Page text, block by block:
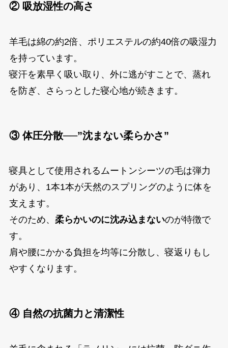
② 吸放湿性の高さ
羊毛は綿の約2倍、ポリエステルの約40倍の吸湿力
を持っています。
寝汗を素早く吸い取り、外に逃がすことで、蒸れ
を防ぎ、さらっとした寝心地が続きます。
③ 体圧分散──”沈まない柔らかさ”
寝具として使用されるムートンシーツの毛は弾力
があり、1本1本が天然のスプリングのように体を
支えます。
そのため、 柔らかいのに沈み込まないのが特徴で
す。
肩や腰にかかる負担を均等に分散し、寝返りもし
やすくなります。
④ 自然の抗菌力と清潔性